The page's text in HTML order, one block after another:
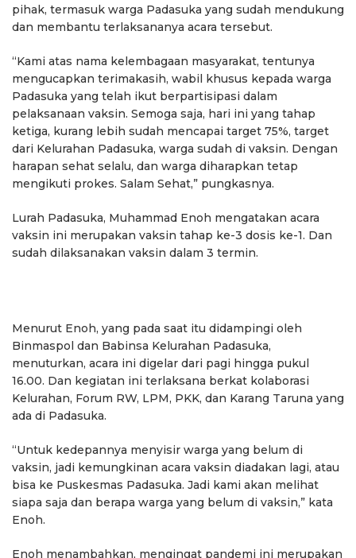
pihak, termasuk warga Padasuka yang sudah mendukung
dan membantu terlaksananya acara tersebut.
“Kami atas nama kelembagaan masyarakat, tentunya
mengucapkan terimakasih, wabil khusus kepada warga
Padasuka yang telah ikut berpartisipasi dalam
pelaksanaan vaksin. Semoga saja, hari ini yang tahap
ketiga, kurang lebih sudah mencapai target 75%, target
dari Kelurahan Padasuka, warga sudah di vaksin. Dengan
harapan sehat selalu, dan warga diharapkan tetap
mengikuti prokes. Salam Sehat,” pungkasnya.
Lurah Padasuka, Muhammad Enoh mengatakan acara
vaksin ini merupakan vaksin tahap ke-3 dosis ke-1. Dan
sudah dilaksanakan vaksin dalam 3 termin.
Menurut Enoh, yang pada saat itu didampingi oleh
Binmaspol dan Babinsa Kelurahan Padasuka,
menuturkan, acara ini digelar dari pagi hingga pukul
16.00. Dan kegiatan ini terlaksana berkat kolaborasi
Kelurahan, Forum RW, LPM, PKK, dan Karang Taruna yang
ada di Padasuka.
“Untuk kedepannya menyisir warga yang belum di
vaksin, jadi kemungkinan acara vaksin diadakan lagi, atau
bisa ke Puskesmas Padasuka. Jadi kami akan melihat
siapa saja dan berapa warga yang belum di vaksin,” kata
Enoh.
Enoh menambahkan, mengingat pandemi ini merupakan